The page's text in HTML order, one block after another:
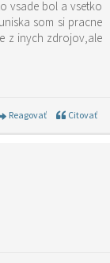
vsade bol a vsetko
som si pracne
z inych zdrojov,ale
Reagovať Citovať